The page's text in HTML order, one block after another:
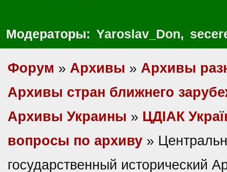
Модераторы: Yaroslav_Don,
Форум » Архивы » Архивы
Архивы стран ближнего
Архивы Украины » ЦДІАК
вопросы по архиву »
государственный исторический